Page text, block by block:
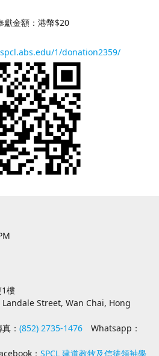
獻金額：港幣$20
1/donation2359/
樓
Street, Wan Chai, Hong
： (852) 2735-1476Whatsapp：
： SPCL 建道教牧及信徒領袖學